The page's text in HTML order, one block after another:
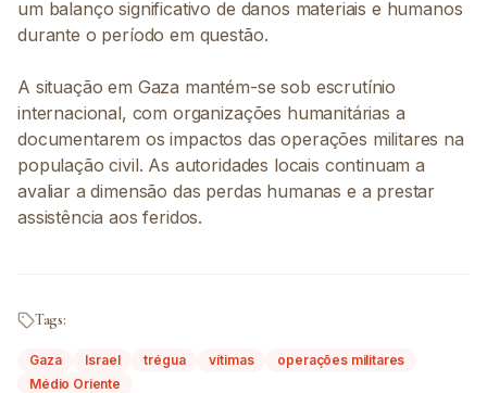
um balanço significativo de danos materiais e humanos
durante o período em questão.
A situação em Gaza mantém-se sob escrutínio
internacional, com organizações humanitárias a
documentarem os impactos das operações militares na
população civil. As autoridades locais continuam a
avaliar a dimensão das perdas humanas e a prestar
assistência aos feridos.
Tags:
Gaza Israel trégua vítimas
operações militares
Médio Oriente